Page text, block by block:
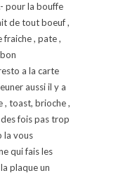
pour la bouffe
de tout boeuf ,
, pate ,
a la carte
aussi il y a
, toast, brioche ,
fois pas trop
la vous
qui fais les
plaque un